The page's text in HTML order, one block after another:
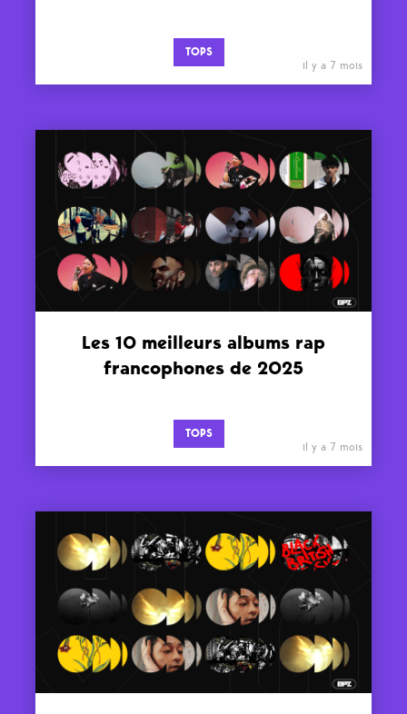
TOPS
il y a 7 mois
Les 10 meilleurs albums rap
francophones de 2025
TOPS
il y a 7 mois